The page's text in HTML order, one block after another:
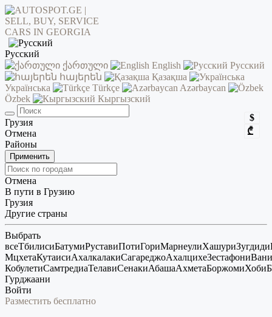
Русский
ქართული
English
Русский
հայերեն
Қазақша
Українська
Türkçe
Azərbaycan
Özbek
Кыргызский
$
₾
Грузия
Отмена
Районы
Применить
Отмена
В пути в Грузию
Грузия
Другие страны
Выбрать
всеТбилисиБатумиРуставиПотиГориМарнеулиХашуриЗугдиди
МцхетаКутаисиАхалкалакиСагареджоАхалцихеЗестафониВани
КобулетиСамтредиаТелавиСенакиАбашаАхметаБоржомиХоби
Гурджаани
Войти
Разместить бесплатно